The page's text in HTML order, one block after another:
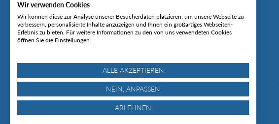
Tourentipp
Über uns
Wetter & Lawinenlage
© Tourentipp.com 2025
Wir verwenden Cookies
Wir können diese zur Analyse unserer Besucherdaten platzieren, um unsere Webseite zu
verbessern, personalisierte Inhalte anzuzeigen und Ihnen ein großartiges Webseiten-
Erlebnis zu bieten. Für weitere Informationen zu den von uns verwendeten Cookies
öffnen Sie die Einstellungen.
ALLE AKZEPTIEREN
NEIN, ANPASSEN
ABLEHNEN